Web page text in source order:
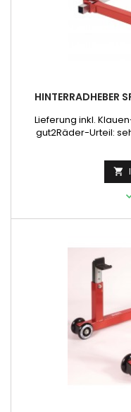
HINTERRADHEBER
Lieferung inkl.
gut2Räder-Urteil:
